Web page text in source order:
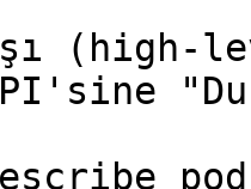
(high-